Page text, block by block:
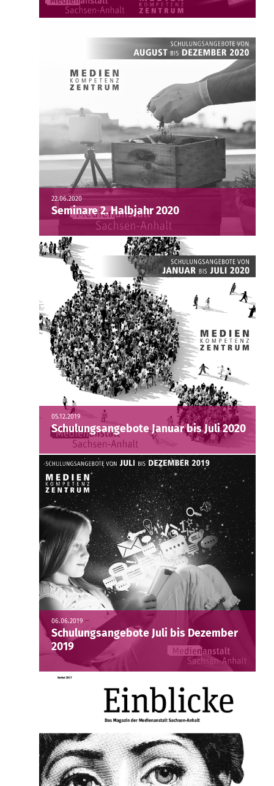
22.06.2020
Seminare 2. Halbjahr 2020
05.12.2019
Schulungsangebote Januar bis Juli 2020
06.06.2019
Schulungsangebote Juli bis Dezember
2019